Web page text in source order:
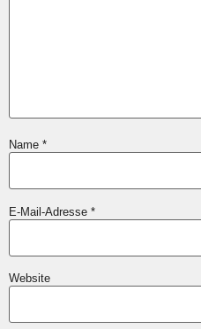
Name *
E-Mail-Adresse *
Website